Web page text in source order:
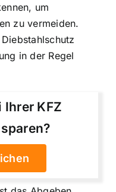
um
zu vermeiden.
in der Regel
Ihrer KFZ